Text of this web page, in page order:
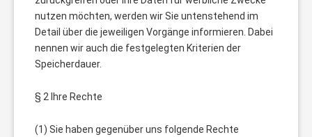
nutzen möchten, werden wir Sie untenstehend im
Detail über die jeweiligen Vorgänge informieren. Dabei
nennen wir auch die festgelegten Kriterien der
Speicherdauer.
§ 2 Ihre Rechte
(1) Sie haben gegenüber uns folgende Rechte